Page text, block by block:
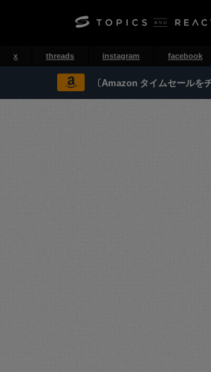
x threads instagram facebook
〔Amazon タイムセールを